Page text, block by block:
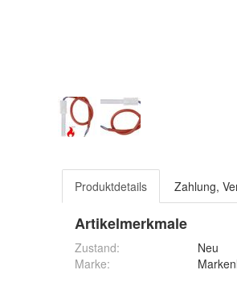
Produktdetails Zahlung,
Artikelmerkmale
Zustand:
Neu
Marke: